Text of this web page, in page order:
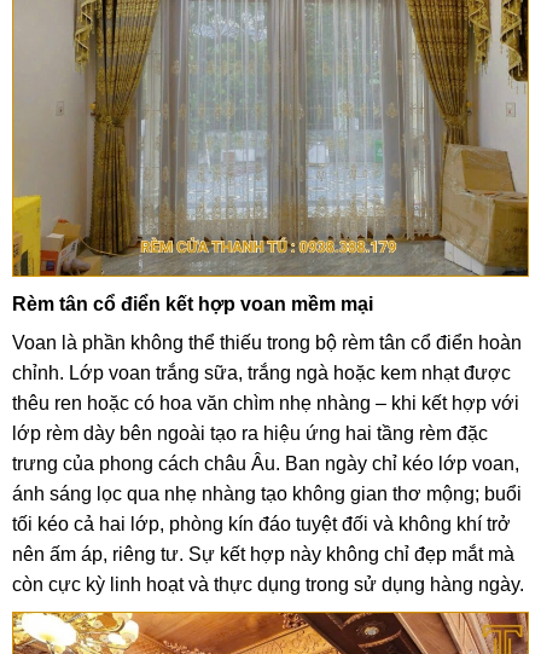
Rèm tân cổ điển kết hợp voan mềm mại
Voan là phần không thể thiếu trong bộ rèm tân cổ điển hoàn
chỉnh. Lớp voan trắng sữa, trắng ngà hoặc kem nhạt được
thêu ren hoặc có hoa văn chìm nhẹ nhàng – khi kết hợp với
lớp rèm dày bên ngoài tạo ra hiệu ứng hai tầng rèm đặc
trưng của phong cách châu Âu. Ban ngày chỉ kéo lớp voan,
ánh sáng lọc qua nhẹ nhàng tạo không gian thơ mộng; buổi
tối kéo cả hai lớp, phòng kín đáo tuyệt đối và không khí trở
nên ấm áp, riêng tư. Sự kết hợp này không chỉ đẹp mắt mà
còn cực kỳ linh hoạt và thực dụng trong sử dụng hàng ngày.